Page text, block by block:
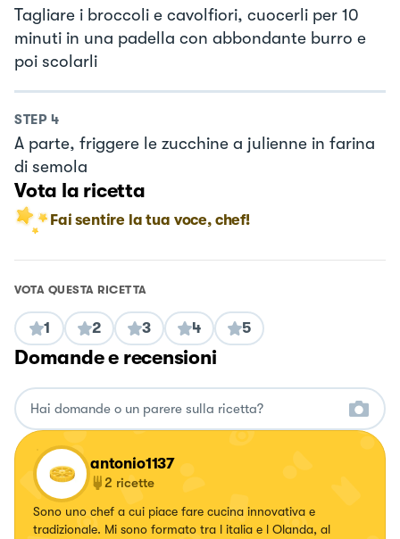
Tagliare i broccoli e cavolfiori, cuocerli per 10
minuti in una padella con abbondante burro e
poi scolarli
STEP 4
A parte, friggere le zucchine a julienne in farina
di semola
Vota la ricetta
Fai sentire la tua voce, chef!
VOTA QUESTA RICETTA
1 2 3 4 5
Domande e recensioni
antonio1137
2 ricette
Sono uno chef a cui piace fare cucina innovativa e
tradizionale. Mi sono formato tra l italia e l Olanda, al